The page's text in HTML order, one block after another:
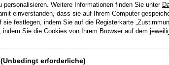
personalisieren. Weitere Informationen finden Sie unter
einverstanden, dass sie auf Ihrem Computer
sie festlegen, indem Sie auf die Registerkarte
indem Sie die Cookies von Ihrem Browser auf dem
erforderliche)